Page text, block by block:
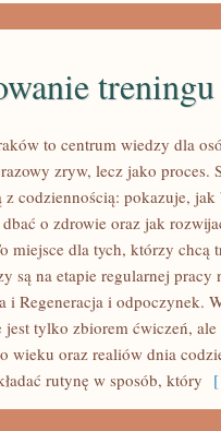
treningu
to centrum wiedzy dla
zryw, lecz jako proces.
z codziennością: pokazuje,
o zdrowie oraz jak
miejsce dla tych, którzy chcą
są na etapie regularnej pracy
i Regeneracja i odpoczynek.
jest tylko zbiorem ćwiczeń,
wieku oraz realiów dnia
rutynę w sposób, który